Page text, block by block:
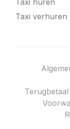
Taxi huren
Taxi verhuren